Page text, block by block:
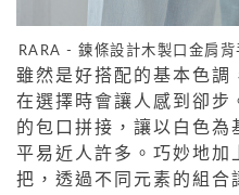
RARA - 鍊條設計木製口金肩
雖然是好搭配的基本色調
在選擇時會讓人感到卻步
的包口拼接，讓以白色為
平易近人許多。巧妙地加
把，透過不同元素的組合